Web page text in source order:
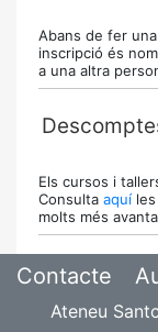
Abans de fer
inscripció és
a una altra
Els cursos i
Consulta aquí
molts més
Contacte
Ateneu